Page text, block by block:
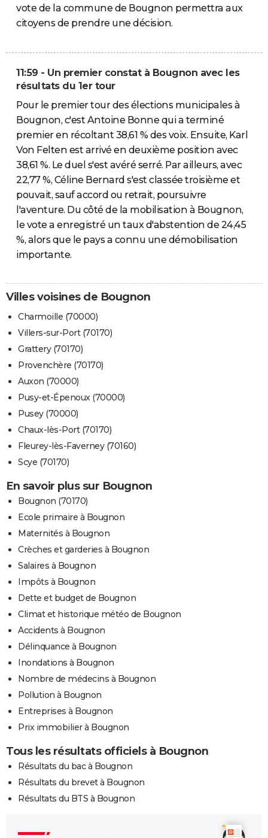
vote de la commune de Bougnon permettra aux
citoyens de prendre une décision.
11:59 - Un premier constat à Bougnon avec les
résultats du 1er tour
Pour le premier tour des élections municipales à
Bougnon, c'est Antoine Bonne qui a terminé
premier en récoltant 38,61 % des voix. Ensuite, Karl
Von Felten est arrivé en deuxième position avec
38,61 %. Le duel s'est avéré serré. Par ailleurs, avec
22,77 %, Céline Bernard s'est classée troisième et
pouvait, sauf accord ou retrait, poursuivre
l'aventure. Du côté de la mobilisation à Bougnon,
le vote a enregistré un taux d'abstention de 24,45
%, alors que le pays a connu une démobilisation
importante.
Villes voisines de Bougnon
Charmoille (70000)
Villers-sur-Port (70170)
Grattery (70170)
Provenchère (70170)
Auxon (70000)
Pusy-et-Épenoux (70000)
Pusey (70000)
Chaux-lès-Port (70170)
Fleurey-lès-Faverney (70160)
Scye (70170)
En savoir plus sur Bougnon
Bougnon (70170)
Ecole primaire à Bougnon
Maternités à Bougnon
Crèches et garderies à Bougnon
Salaires à Bougnon
Impôts à Bougnon
Dette et budget de Bougnon
Climat et historique météo de Bougnon
Accidents à Bougnon
Délinquance à Bougnon
Inondations à Bougnon
Nombre de médecins à Bougnon
Pollution à Bougnon
Entreprises à Bougnon
Prix immobilier à Bougnon
Tous les résultats officiels à Bougnon
Résultats du bac à Bougnon
Résultats du brevet à Bougnon
Résultats du BTS à Bougnon